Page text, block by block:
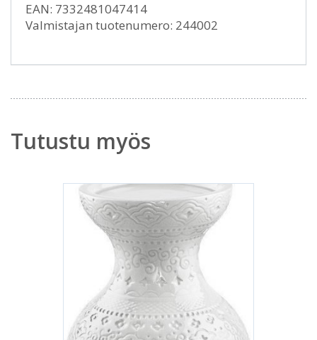
EAN: 7332481047414
Valmistajan tuotenumero: 244002
Tutustu myös